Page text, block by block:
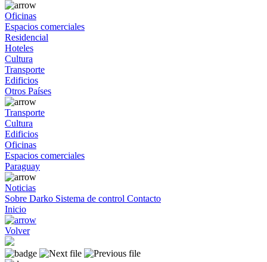
Oficinas
Espacios comerciales
Residencial
Hoteles
Cultura
Transporte
Edificios
Otros Países
Transporte
Cultura
Edificios
Oficinas
Espacios comerciales
Paraguay
Noticias
Sobre Darko Sistema de control Contacto
Inicio
Volver